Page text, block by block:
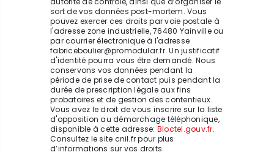
sort de vos données post-mortem. Vous
pouvez exercer ces droits par voie postale à
l'adresse zone industrielle, 76480 Yainville ou
par courrier électronique à l'adresse
fabriceboulier@promodular.fr. Un justificatif
d'identité pourra vous être demandé. Nous
conservons vos données pendant la
période de prise de contact puis pendant la
durée de prescription légale aux fins
probatoires et de gestion des contentieux.
Vous avez le droit de vous inscrire sur la liste
d'opposition au démarchage téléphonique,
disponible à cette adresse: Bloctel.gouv.fr.
Consultez le site cnil.fr pour plus
d’informations sur vos droits.